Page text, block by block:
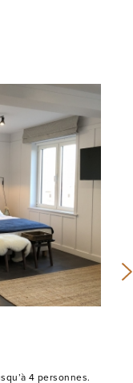
4 personnes.